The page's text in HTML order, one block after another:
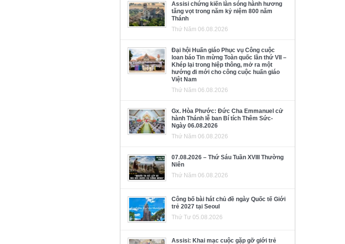
Assisi chứng kiến làn sóng hành hương
tăng vọt trong năm kỷ niệm 800 năm
Thánh
Thứ Năm 06.08.2026
Đại hội Huấn giáo Phục vụ Công cuộc
loan báo Tin mừng Toàn quốc lần thứ VII –
Khép lại trong hiệp thông, mở ra một
hướng đi mới cho công cuộc huấn giáo
Việt Nam
Thứ Năm 06.08.2026
Gx. Hòa Phước: Đức Cha Emmanuel cử
hành Thánh lễ ban Bí tích Thêm Sức-
Ngày 06.08.2026
Thứ Năm 06.08.2026
07.08.2026 – Thứ Sáu Tuần XVIII Thường
Niên
Thứ Năm 06.08.2026
Công bố bài hát chủ đề ngày Quốc tế Giới
trẻ 2027 tại Seoul
Thứ Tư 05.08.2026
Assisi: Khai mạc cuộc gặp gỡ giới trẻ